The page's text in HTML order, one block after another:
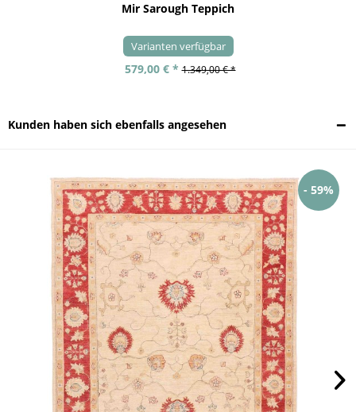
Mir Sarough Teppich
Varianten verfügbar
579,00 € * 1.349,00 € *
Kunden haben sich ebenfalls angesehen
- 59%